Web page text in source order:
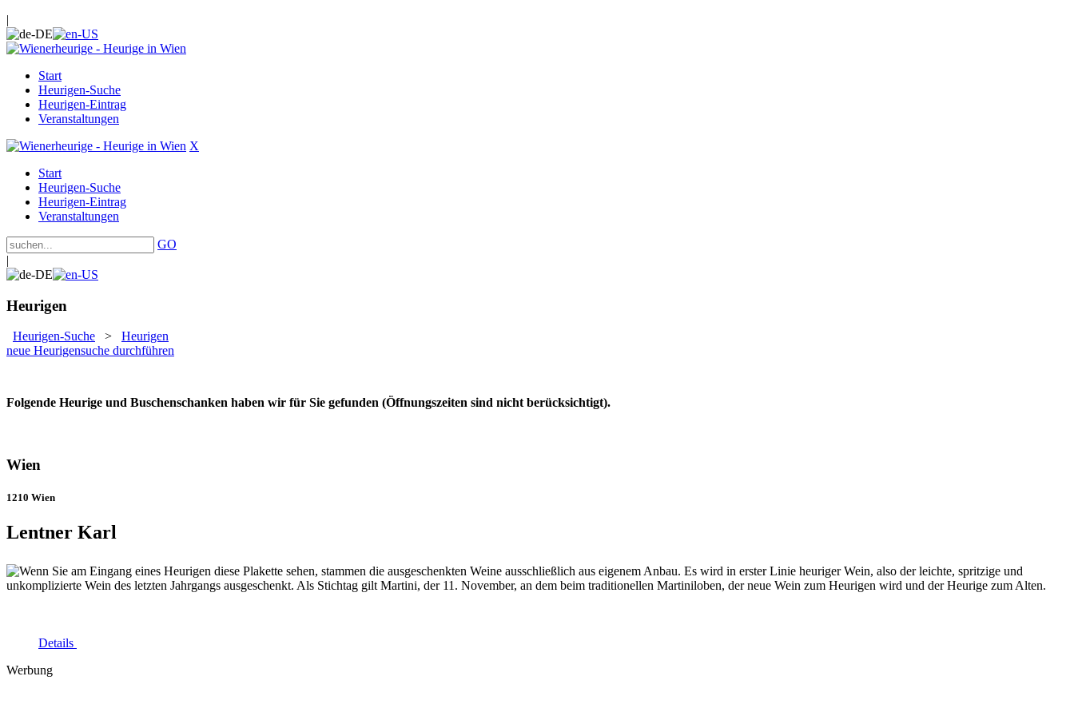
|
Start
Heurigen-Suche
Heurigen-Eintrag
Veranstaltungen
X
Start
Heurigen-Suche
Heurigen-Eintrag
Veranstaltungen
GO
|
Heurigen
Heurigen-Suche > Heurigen
neue Heurigensuche durchführen
Folgende Heurige und Buschenschanken haben wir für Sie gefunden (Öffnungszeiten sind nicht berücksichtigt).
Wien
1210 Wien
Lentner Karl
Details
Werbung